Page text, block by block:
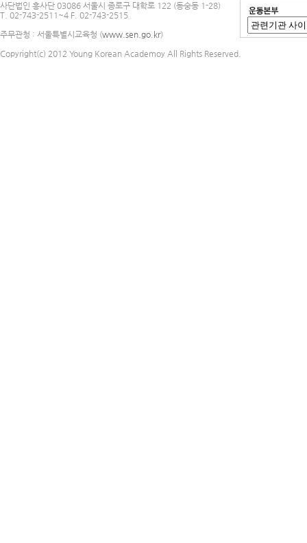
사단법인 흥사단 03086 서울시 종로구 대학로 122 (동숭동 1-28)
T. 02-743-2511~4 F. 02-743-2515
주무관청 : 서울특별시교육청 (www.sen.go.kr)
Copyright(c) 2012 Young Korean Academoy All Rights Reserved.